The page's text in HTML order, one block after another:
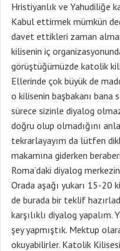
Hristiyanlık ve Yahudiliğe
Kabul ettirmek mümkün
davet ettikleri zaman
kilisenin iç
görüştüğümüzde katolik
Ellerinde çok büyük de
o kilisenin başbakanı bana
sürece sizinle diyalog
doğru olup olmadığını
tekrarlayayım da lütfen
makamına giderken
Roma’daki diyalog
Orada aşağı yukarı 15-20
de burada bir teklif
karşılıklı diyalog yapalım.
şey yapmıştık. Mektup
okuyabilirler. Katolik